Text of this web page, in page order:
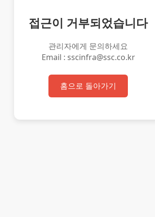
접근이 거부되었습니다
관리자에게 문의하세요
Email : sscinfra@ssc.co.kr
홈으로 돌아가기